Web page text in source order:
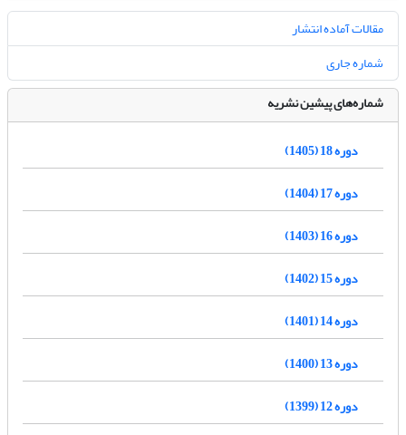
مقالات آماده انتشار
شماره جاری
شماره‌های پیشین نشریه
دوره 18 (1405)
دوره 17 (1404)
دوره 16 (1403)
دوره 15 (1402)
دوره 14 (1401)
دوره 13 (1400)
دوره 12 (1399)